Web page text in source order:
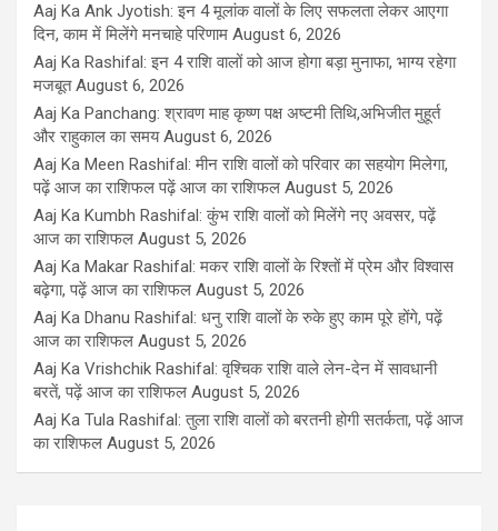
Aaj Ka Ank Jyotish: इन 4 मूलांक वालों के लिए सफलता लेकर आएगा
दिन, काम में मिलेंगे मनचाहे परिणाम August 6, 2026
Aaj Ka Rashifal: इन 4 राशि वालों को आज होगा बड़ा मुनाफा, भाग्य रहेगा
मजबूत August 6, 2026
Aaj Ka Panchang: श्रावण माह कृष्ण पक्ष अष्टमी तिथि,अभिजीत मुहूर्त
और राहुकाल का समय August 6, 2026
Aaj Ka Meen Rashifal: मीन राशि वालों को परिवार का सहयोग मिलेगा,
पढ़ें आज का राशिफल पढ़ें आज का राशिफल August 5, 2026
Aaj Ka Kumbh Rashifal: कुंभ राशि वालों को मिलेंगे नए अवसर, पढ़ें
आज का राशिफल August 5, 2026
Aaj Ka Makar Rashifal: मकर राशि वालों के रिश्तों में प्रेम और विश्वास
बढ़ेगा, पढ़ें आज का राशिफल August 5, 2026
Aaj Ka Dhanu Rashifal: धनु राशि वालों के रुके हुए काम पूरे होंगे, पढ़ें
आज का राशिफल August 5, 2026
Aaj Ka Vrishchik Rashifal: वृश्चिक राशि वाले लेन-देन में सावधानी
बरतें, पढ़ें आज का राशिफल August 5, 2026
Aaj Ka Tula Rashifal: तुला राशि वालों को बरतनी होगी सतर्कता, पढ़ें आज
का राशिफल August 5, 2026